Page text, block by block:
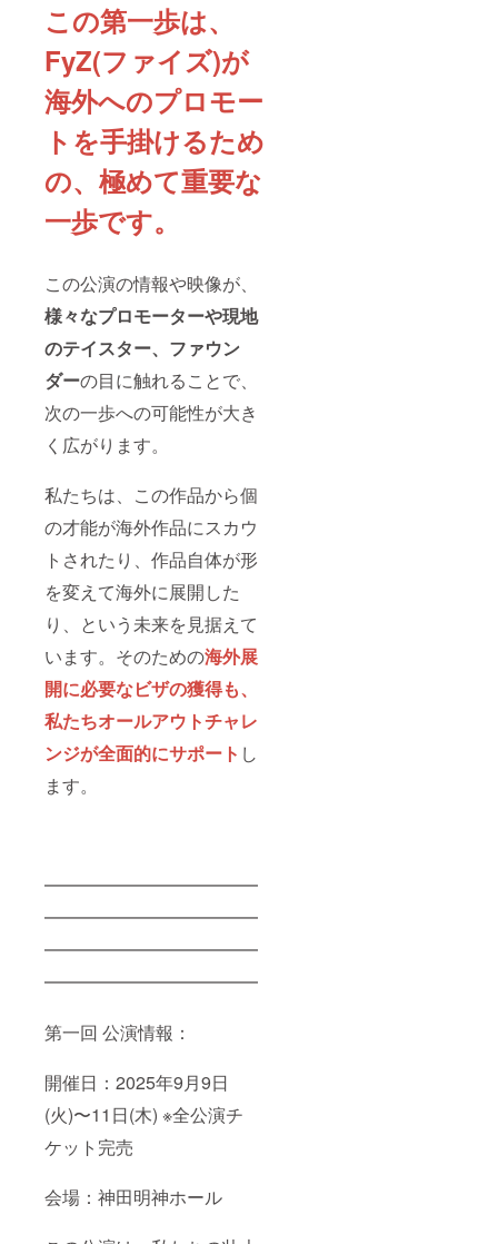
この第一歩は、
FyZ(ファイズ)が
海外へのプロモー
トを手掛けるため
の、極めて重要な
一歩です。
この公演の情報や映像が、
様々なプロモーターや現地
のテイスター、ファウン
ダーの目に触れることで、
次の一歩への可能性が大き
く広がります。
私たちは、この作品から個
の才能が海外作品にスカウ
トされたり、作品自体が形
を変えて海外に展開した
り、という未来を見据えて
います。そのための海外展
開に必要なビザの獲得も、
私たちオールアウトチャレ
ンジが全面的にサポート し
ます。
━━━━━━━━━━━━
━━━━━━━━━━━━
━━━━━━━━━━━━
━━━━━━━━━━━━
第一回 公演情報：
開催日：2025年9月9日
(火)〜11日(木) ※全公演チ
ケット完売
会場：神田明神ホール